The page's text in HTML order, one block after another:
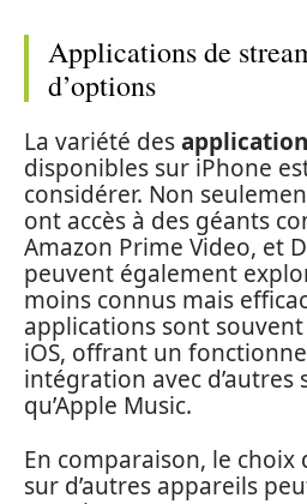
Applications de
d’options
La variété des
disponibles sur iPhone
considérer. Non
ont accès à des géants
Amazon Prime Video, et
peuvent également
moins connus mais
applications sont
iOS, offrant un
intégration avec d’autres
qu’Apple Music.
En comparaison, le choix
sur d’autres appareils